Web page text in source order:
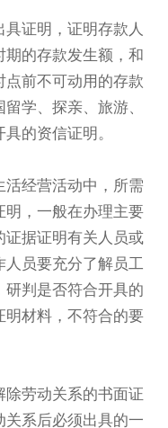
证明，证明存款人
的存款发生额，和
前不可动用的存款
学、探亲、旅游、
的资信证明。
活经营活动中，所需
明，一般在办理主要
证据证明有关人员或
员要充分了解员工
判是否符合开具的
明材料，不符合的要
劳动关系的书面证
关系后必须出具的一